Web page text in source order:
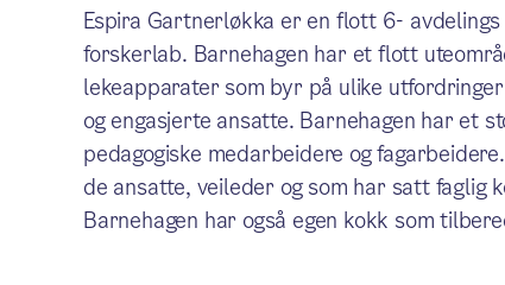
Espira Gartnerløkka er en flott 6-
forskerlab. Barnehagen har et flott
lekeapparater som byr på ulike
og engasjerte ansatte. Barnehagen har et
pedagogiske medarbeidere og
de ansatte, veileder og som har satt faglig
Barnehagen har også egen kokk som